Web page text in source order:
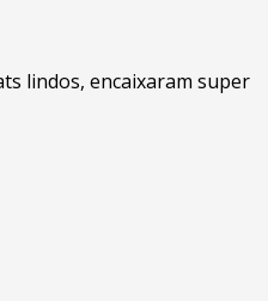
lindos, encaixaram super